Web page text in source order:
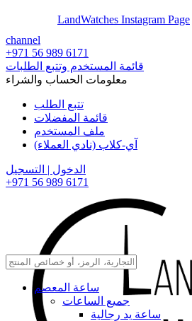
LandWatches Instagram Page
channel
+971 56 989 6171
قائمة المستخدم وتتبع الطلبات
معلومات الحساب والشراء
تتبع الطلب
قائمة المفضلات
ملف المستخدم
آي-كلاب (نادي العملاء)
الدخول | التسجيل
+971 56 989 6171
ساعة المعصم
جميع الساعات
ساعة يد رجالية